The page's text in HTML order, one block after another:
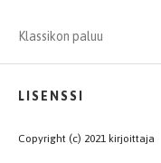
Klassikon paluu
LISENSSI
Copyright (c) 2021 kirjoittaja